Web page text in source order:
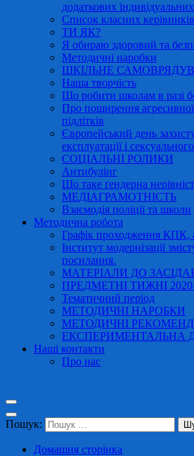
додаткових
Список класних керівників
ТИ ЯК?
Я обираю здоровий та
Методичні наробки
ШКІЛЬНЕ
Наша творчість
Що робити школам в разі
Про поширення агресивної
підлітків
Європейський день
експлуатації і
СОЦІАЛЬНІ РОЛИКИ
Антибулінг
Що таке ґендерна
МЕДІАГРАМОТНІСТЬ
Взаємодія поліції та школи
Методична робота
Графік проходження КПК,
Інститут модернізації
посилання.
МАТЕРІАЛИ ДО
ПРЕДМЕТНІ ТИЖНІ 2020-
Тематичний період
МЕТОДИЧНІ НАРОБКИ
МЕТОДИЧНІ
ЕКСПЕРИМЕНТАЛЬНА
Наші контакти
Про нас
Пошук:
Домашня сторінка